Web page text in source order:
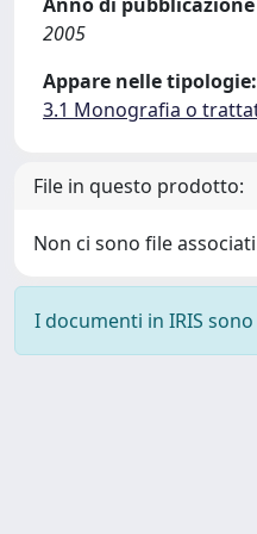
2005
Appare nelle tipologie:
3.1 Monografia o
File in questo prodotto:
Non ci sono file
I documenti in IRIS